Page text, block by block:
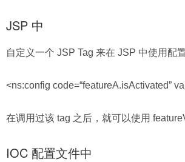
JSP 中
自定义一个 JSP Tag 来在 JSP 中使用配
<ns:config code=“featureA.isActivated”
在调用过该 tag 之后，就可以使用
IOC 配置文件中